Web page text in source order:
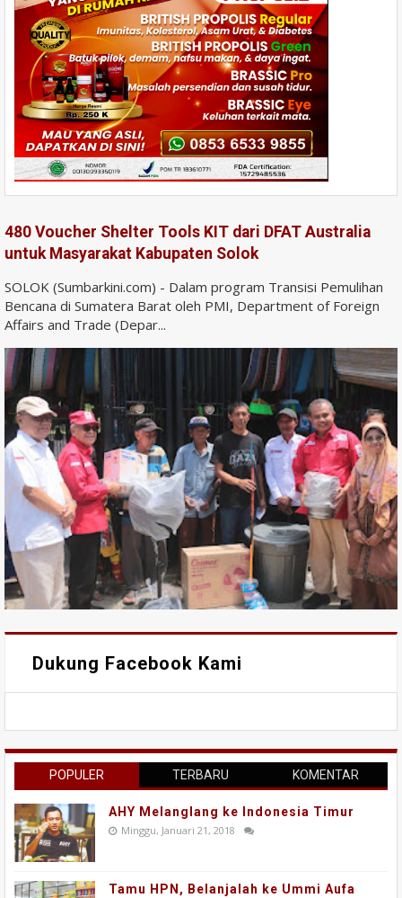
480 Voucher Shelter Tools KIT dari DFAT Australia
untuk Masyarakat Kabupaten Solok
SOLOK (Sumbarkini.com) - Dalam program Transisi Pemulihan
Bencana di Sumatera Barat oleh PMI, Department of Foreign
Affairs and Trade (Depar...
Dukung Facebook Kami
POPULER TERBARU KOMENTAR
AHY Melanglang ke Indonesia Timur
Minggu, Januari 21, 2018
Tamu HPN, Belanjalah ke Ummi Aufa